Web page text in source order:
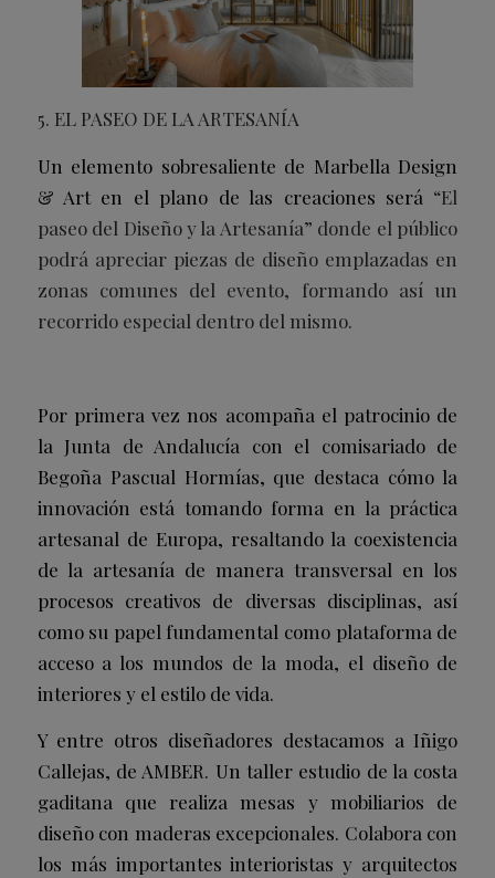
5. EL PASEO DE LA ARTESANÍA
Un elemento sobresaliente de Marbella Design
& Art en el plano de las creaciones será “El
paseo del Diseño y la Artesanía” donde el público
podrá apreciar piezas de diseño emplazadas en
zonas comunes del evento, formando así un
recorrido especial dentro del mismo.
Por primera vez nos acompaña el patrocinio de
la Junta de Andalucía con el comisariado de
Begoña Pascual Hormías, que destaca cómo la
innovación está tomando forma en la práctica
artesanal de Europa, resaltando la coexistencia
de la artesanía de manera transversal en los
procesos creativos de diversas disciplinas, así
como su papel fundamental como plataforma de
acceso a los mundos de la moda, el diseño de
interiores y el estilo de vida.
Y entre otros diseñadores destacamos a Iñigo
Callejas, de AMBER. Un taller estudio de la costa
gaditana que realiza mesas y mobiliarios de
diseño con maderas excepcionales. Colabora con
los más importantes interioristas y arquitectos